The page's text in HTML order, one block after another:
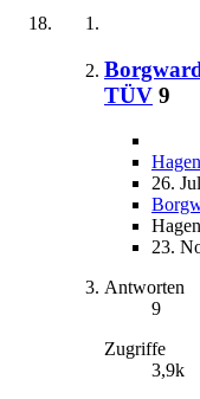
TÜV 9
26.
23.
Antworten
9
Zugriffe
3,9k